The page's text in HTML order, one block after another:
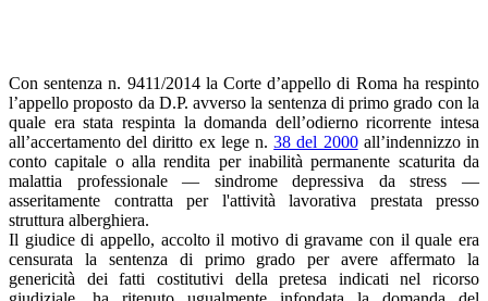
Con sentenza n. 9411/2014 la Corte d’appello di Roma ha respinto
l’appello proposto da D.P. avverso la sentenza di primo grado con la
quale era stata respinta la domanda dell’odierno ricorrente intesa
all’accertamento del diritto ex lege n.38 del 2000all’indennizzo in
conto capitale o alla rendita per inabilità permanente scaturita da
malattia professionale — sindrome depressiva da stress —
asseritamente contratta per l'attività lavorativa prestata presso
struttura alberghiera.
Il giudice di appello, accolto il motivo di gravame con il quale era
censurata la sentenza di primo grado per avere affermato la
genericità dei fatti costitutivi della pretesa indicati nel ricorso